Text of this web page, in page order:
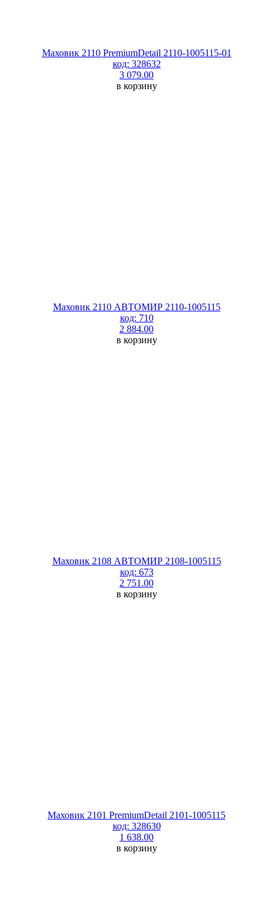
Маховик 2110 PremiumDetail 2110-1005115-01
код: 328632
3 079.00
в корзину
Маховик 2110 АВТОМИР 2110-1005115
код: 710
2 884.00
в корзину
Маховик 2108 АВТОМИР 2108-1005115
код: 673
2 751.00
в корзину
Маховик 2101 PremiumDetail 2101-1005115
код: 328630
1 638.00
в корзину